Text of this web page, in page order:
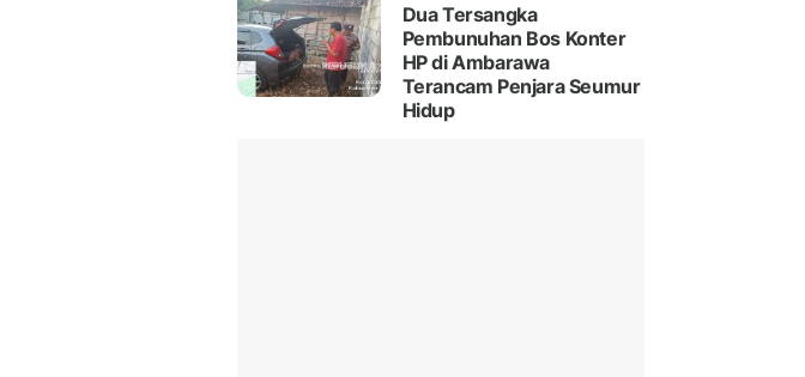
Dua Tersangka
Pembunuhan Bos Konter
HP di Ambarawa
Terancam Penjara Seumur
Hidup